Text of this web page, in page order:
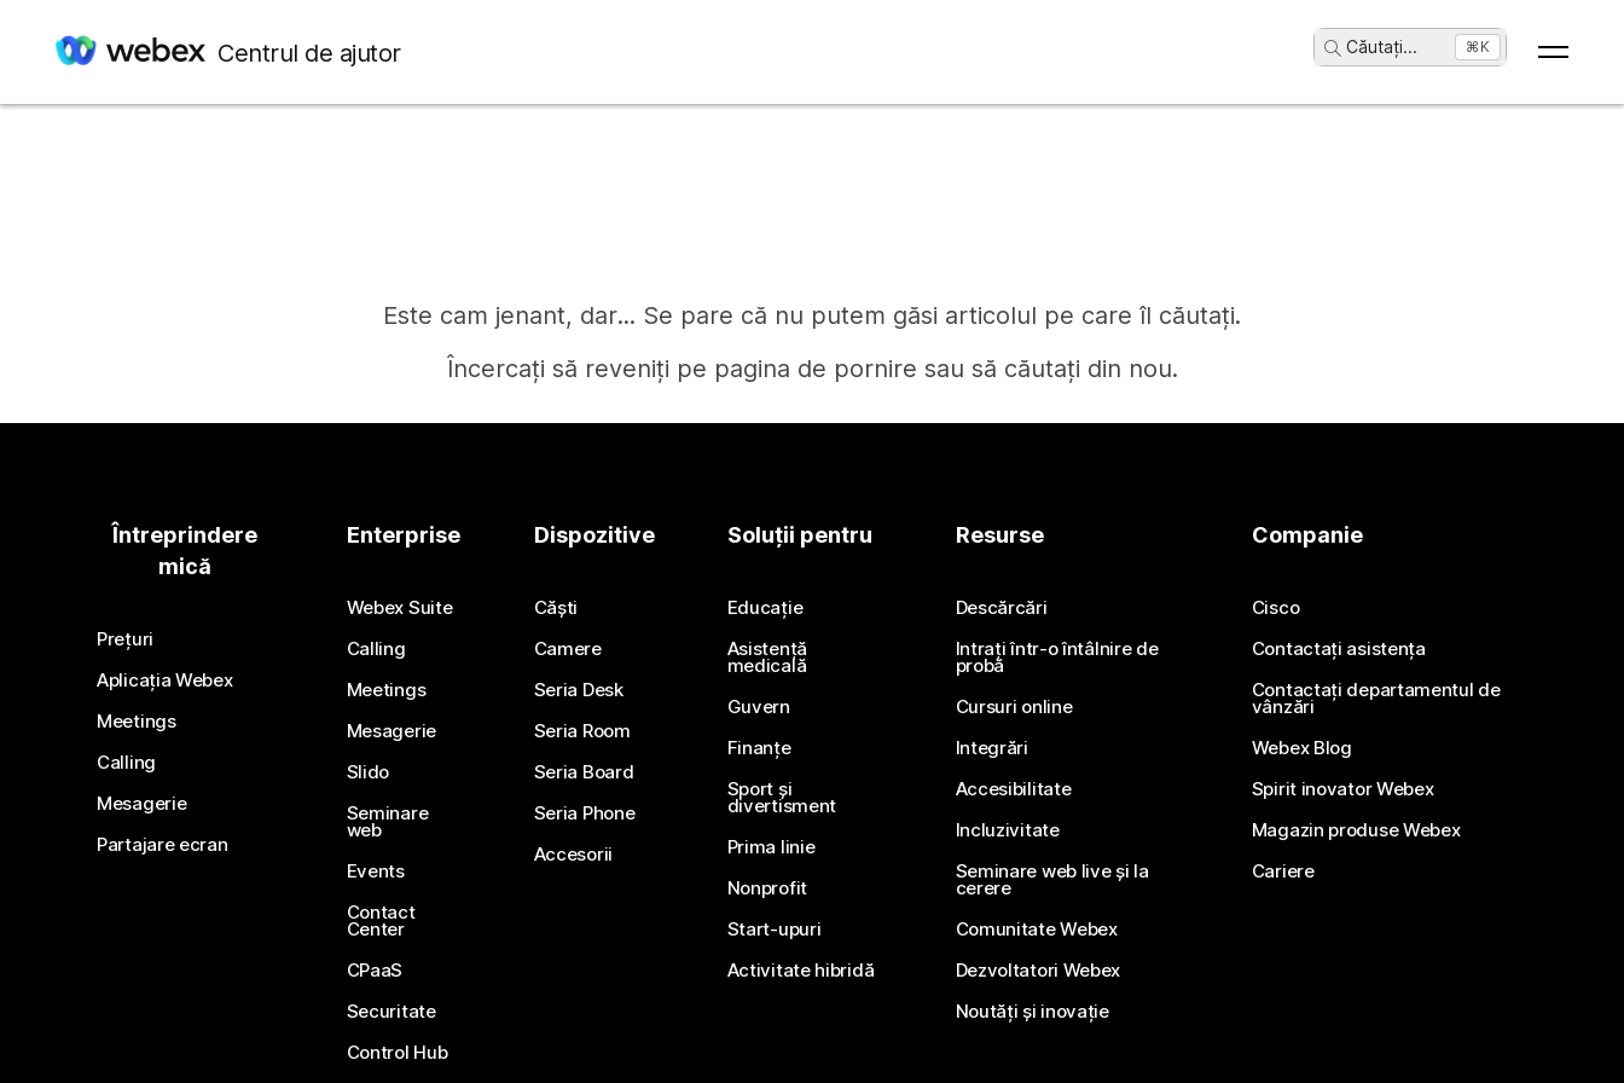
Centrul de ajutor Căutați... ⌘K
Este cam jenant, dar... Se pare că nu putem găsi articolul pe care îl căutați.
Încercați să reveniți pe pagina de pornire sau să căutați din nou.
Aveți nevoie de un răspuns?
Trimiteți o întrebare
Întreprindere
mică
Prețuri
Aplicația Webex
Meetings
Calling
Mesagerie
Partajare ecran
Enterprise
Webex Suite
Calling
Meetings
Mesagerie
Slido
Seminare
web
Events
Contact
Center
CPaaS
Securitate
Control Hub
Dispozitive
Căști
Camere
Seria Desk
Seria Room
Seria Board
Seria Phone
Accesorii
Soluții pentru
Educație
Asistență
medicală
Guvern
Finanțe
Sport și
divertisment
Prima linie
Nonprofit
Start-upuri
Activitate hibridă
Resurse
Descărcări
Intrați într-o întâlnire de
probă
Cursuri online
Integrări
Accesibilitate
Incluzivitate
Seminare web live și la
cerere
Comunitate Webex
Dezvoltatori Webex
Noutăți și inovație
Companie
Cisco
Contactați asistența
Contactați departamentul de
vânzări
Webex Blog
Spirit inovator Webex
Magazin produse Webex
Cariere